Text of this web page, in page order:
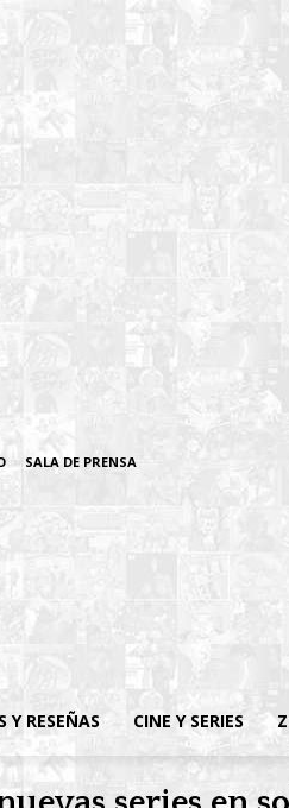
SALA DE PRENSA
Y RESEÑAS CINE Y SERIES